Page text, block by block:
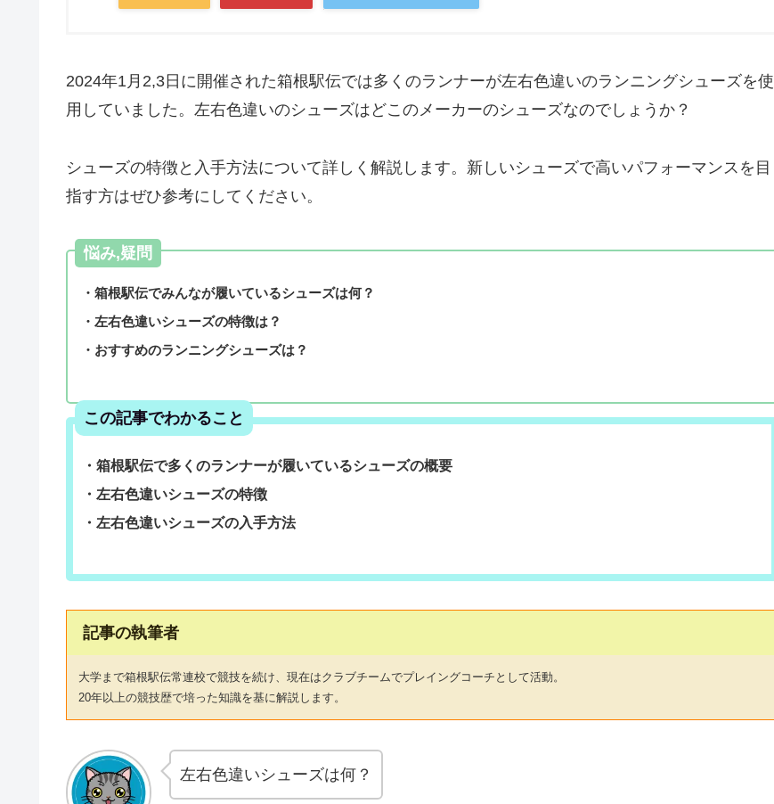
2024年1月2,3日に開催された箱根駅伝では多くのランナーが左右色違いのランニングシューズを使
用していました。左右色違いのシューズはどこのメーカーのシューズなのでしょうか？
シューズの特徴と入手方法について詳しく解説します。新しいシューズで高いパフォーマンスを目
指す方はぜひ参考にしてください。
悩み,疑問
・箱根駅伝でみんなが履いているシューズは何？
・左右色違いシューズの特徴は？
・おすすめのランニングシューズは？
この記事でわかること
・箱根駅伝で多くのランナーが履いているシューズの概要
・左右色違いシューズの特徴
・左右色違いシューズの入手方法
記事の執筆者
大学まで箱根駅伝常連校で競技を続け、現在はクラブチームでプレイングコーチとして活動。
20年以上の競技歴で培った知識を基に解説します。
左右色違いシューズは何？